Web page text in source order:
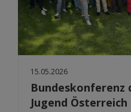
15.05.2026
Bundeskonferenz
Jugend Österreich